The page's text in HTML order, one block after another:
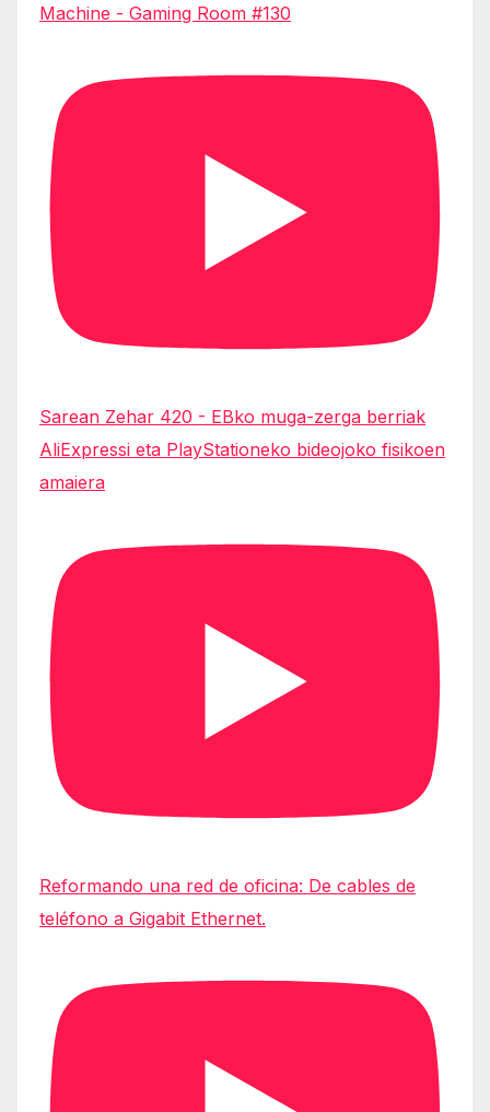
Machine - Gaming Room #130
Sarean Zehar 420 - EBko muga-zerga berriak
AliExpressi eta PlayStationeko bideojoko fisikoen
amaiera
Reformando una red de oficina: De cables de
teléfono a Gigabit Ethernet.